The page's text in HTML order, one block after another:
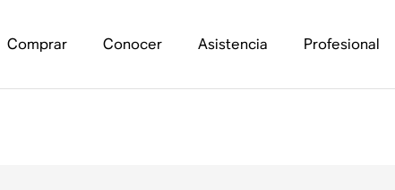
Comprar Conocer Asistencia Profesional